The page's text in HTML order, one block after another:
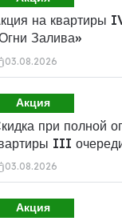
на квартиры
Залива»
03.08.2026
Акция
при полной
III
03.08.2026
Акция